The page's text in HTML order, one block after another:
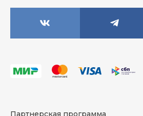
Партнерская программа